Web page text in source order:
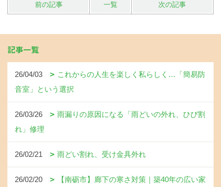
前の記事 一覧 次の記事
記事一覧
26/04/03
これからの人生を楽しく私らしく…「簡易防
音室」という選択
26/03/26
雨漏りの原因になる「雨どいの外れ、ひび割
れ」修理
26/02/21 雨どい割れ、受け金具外れ
26/02/20
【南砺市】廊下の寒さ対策｜築40年の広い家